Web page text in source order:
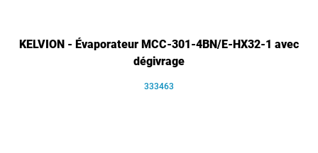
KELVION - Évaporateur MCC-301-4BN/E-HX32-1 avec
dégivrage
333463